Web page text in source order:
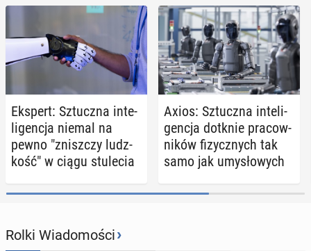
Ekspert: Sztucz­na in­te­
li­gen­cja niemal na
pewno "znisz­czy ludz­
kość" w ciągu stu­le­cia
Axios: Sztucz­na in­te­li­
gen­cja dotknie pra­cow­
ni­ków fi­zycz­nych tak
samo jak umy­sło­wych
Rolki Wiadomości›